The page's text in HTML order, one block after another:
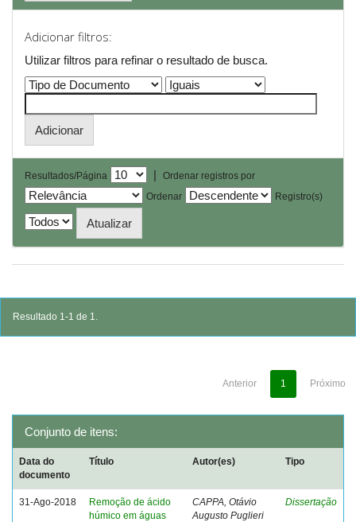
Adicionar filtros:
Utilizar filtros para refinar o resultado de busca.
Resultados/Página |
Ordenar registros por
Ordenar
Registro(s)
Resultado 1-1 de 1.
Anterior 1 Próximo
Conjunto de itens:
Data do
documento
Título Autor(es) Tipo
31-Ago-2018
Remoção de ácido
húmico em águas
CAPPA, Otávio
Augusto Puglieri
Dissertação